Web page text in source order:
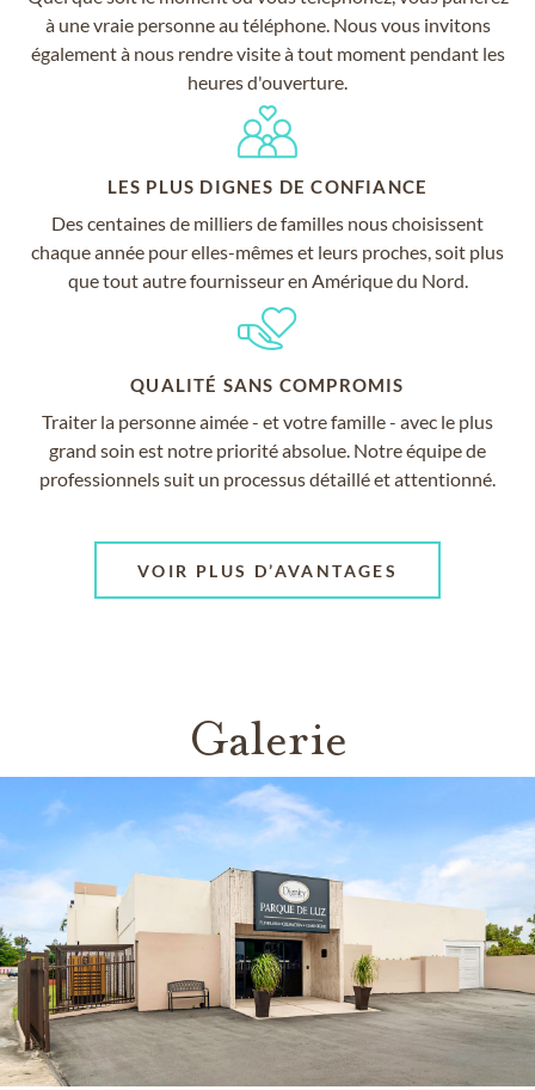
à une vraie personne au téléphone. Nous vous invitons
également à nous rendre visite à tout moment pendant les
heures d'ouverture.
LES PLUS DIGNES DE CONFIANCE
Des centaines de milliers de familles nous choisissent
chaque année pour elles-mêmes et leurs proches, soit plus
que tout autre fournisseur en Amérique du Nord.
QUALITÉ SANS COMPROMIS
Traiter la personne aimée - et votre famille - avec le plus
grand soin est notre priorité absolue. Notre équipe de
professionnels suit un processus détaillé et attentionné.
VOIR PLUS D’AVANTAGES
Galerie